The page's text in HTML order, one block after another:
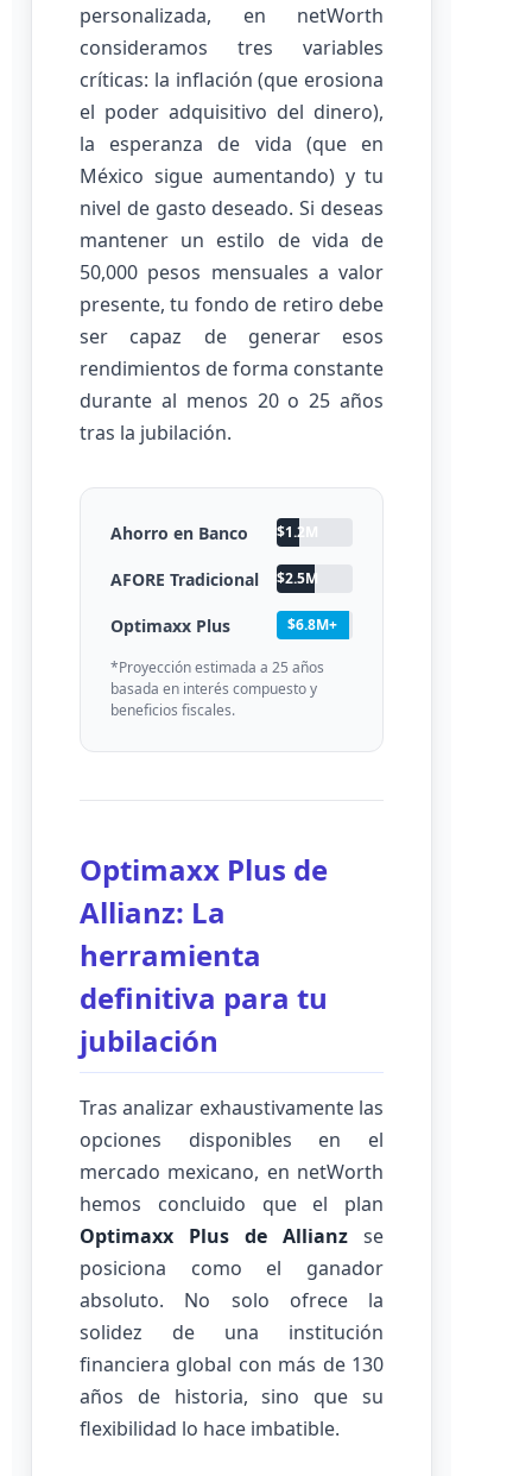
personalizada, en netWorth
consideramos tres variables
críticas: la inflación (que erosiona
el poder adquisitivo del dinero),
la esperanza de vida (que en
México sigue aumentando) y tu
nivel de gasto deseado. Si deseas
mantener un estilo de vida de
50,000 pesos mensuales a valor
presente, tu fondo de retiro debe
ser capaz de generar esos
rendimientos de forma constante
durante al menos 20 o 25 años
tras la jubilación.
Ahorro en Banco $1.2M
AFORE Tradicional $2.5M
Optimaxx Plus $6.8M+
*Proyección estimada a 25 años
basada en interés compuesto y
beneficios fiscales.
Optimaxx Plus de
Allianz: La
herramienta
definitiva para tu
jubilación
Tras analizar exhaustivamente las
opciones disponibles en el
mercado mexicano, en netWorth
hemos concluido que el plan
Optimaxx Plus de Allianz se
posiciona como el ganador
absoluto. No solo ofrece la
solidez de una institución
financiera global con más de 130
años de historia, sino que su
flexibilidad lo hace imbatible.